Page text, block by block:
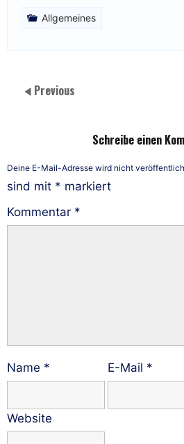
Allgemeines
Previous
Schreibe einen
Deine E-Mail-Adresse wird nicht
sind mit * markiert
Kommentar *
Name * E-Mail *
Website